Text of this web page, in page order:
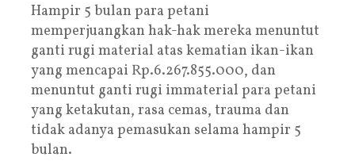
Hampir 5 bulan para petani
memperjuangkan hak-hak mereka menuntut
ganti rugi material atas kematian ikan-ikan
yang mencapai Rp.6.267.855.000, dan
menuntut ganti rugi immaterial para petani
yang ketakutan, rasa cemas, trauma dan
tidak adanya pemasukan selama hampir 5
bulan.